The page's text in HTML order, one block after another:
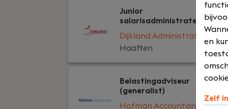
Junior
salarisadministrateur
Dijkland Administratie
Haaften
Belastingadviseur
(generalist)
Hofman Accountants
en
Zelf